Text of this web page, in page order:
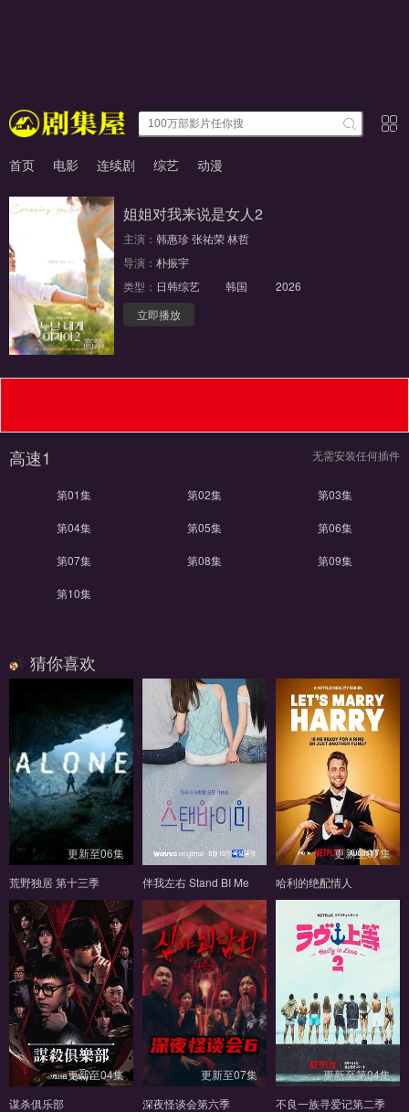
首页 电影 连续剧 综艺 动漫
高清
姐姐对我来说是女人2
主演： 韩惠珍张祐荣林哲
导演： 朴振宇
类型： 日韩综艺 韩国
2026
立即播放
福利入口
无需安装任何插件
高速1
第01集 第02集 第03集
第04集 第05集 第06集
第07集 第08集 第09集
第10集
猜你喜欢
更新至06集
荒野独居 第十三季
全14集
伴我左右 Stand BI Me
更新至07集
哈利的绝配情人
更新至04集
谋杀俱乐部
更新至07集
深夜怪谈会第六季
更新至第04集
不良一族寻爱记第二季